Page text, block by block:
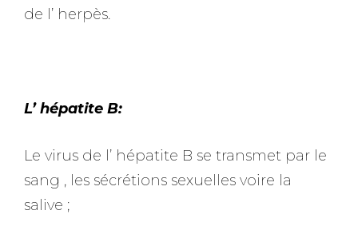
de l’ herpès.
L’ hépatite B:
Le virus de l’ hépatite B se transmet par le
sang , les sécrétions sexuelles voire la
salive ;